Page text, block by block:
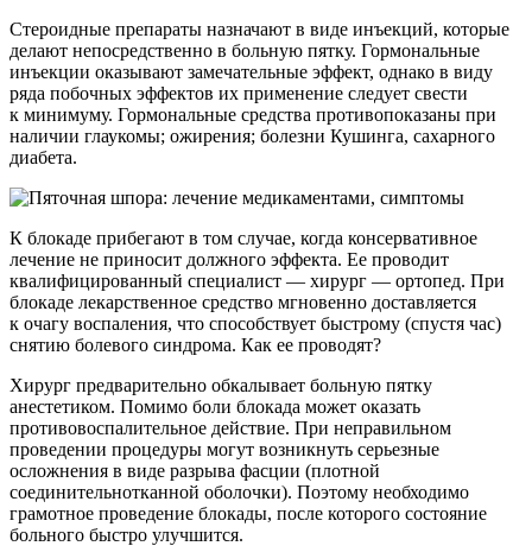
Стероидные препараты назначают в виде инъекций, которые
делают непосредственно в больную пятку. Гормональные
инъекции оказывают замечательные эффект, однако в виду
ряда побочных эффектов их применение следует свести
к минимуму. Гормональные средства противопоказаны при
наличии глаукомы; ожирения; болезни Кушинга, сахарного
диабета.
К блокаде прибегают в том случае, когда консервативное
лечение не приносит должного эффекта. Ее проводит
квалифицированный специалист — хирург — ортопед. При
блокаде лекарственное средство мгновенно доставляется
к очагу воспаления, что способствует быстрому (спустя час)
снятию болевого синдрома. Как ее проводят?
Хирург предварительно обкалывает больную пятку
анестетиком. Помимо боли блокада может оказать
противовоспалительное действие. При неправильном
проведении процедуры могут возникнуть серьезные
осложнения в виде разрыва фасции (плотной
соединительнотканной оболочки). Поэтому необходимо
грамотное проведение блокады, после которого состояние
больного быстро улучшится.